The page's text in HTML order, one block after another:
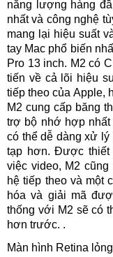
năng lượng hàng
nhất và công nghệ
mang lại hiệu suất
tay Mac phổ biến
Pro 13 inch. M2 có
tiến về cả lõi hiệu
tiếp theo của Apple,
M2 cung cấp băng
trợ bộ nhớ hợp nhất
có thể dễ dàng xử
tạp hơn. Được thiết
việc video, M2
hệ tiếp theo và một
hóa và giải mã
thống với M2 sẽ có
hơn trước. .
Màn hình Retina